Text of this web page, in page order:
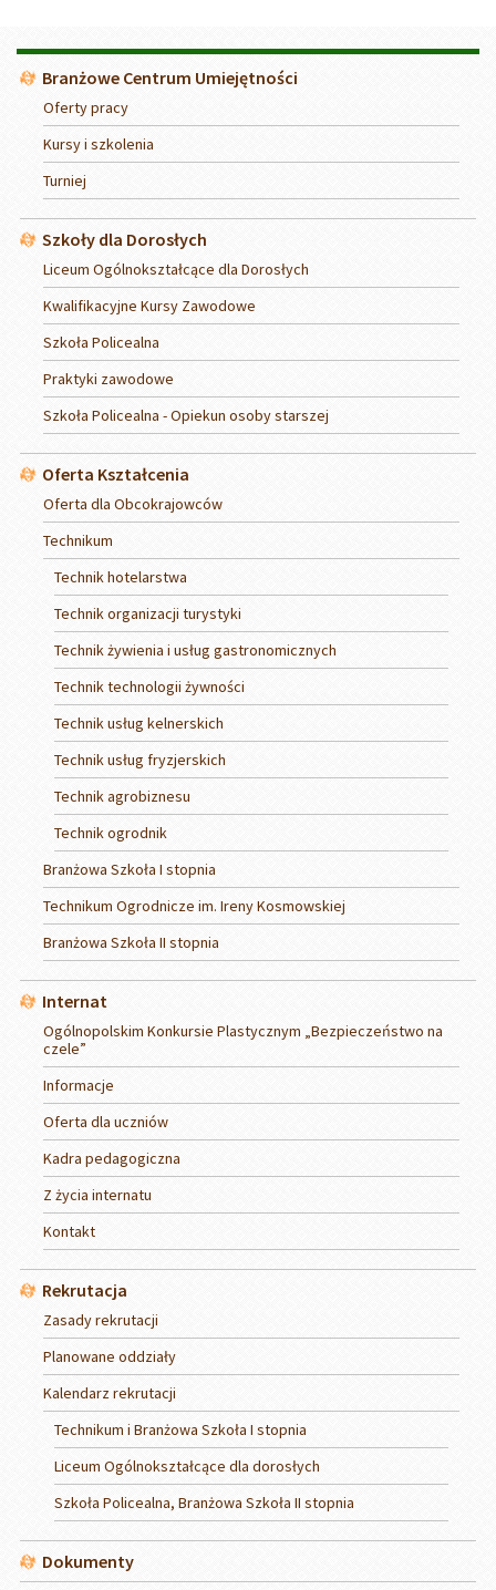
MenuBranżowe Centrum Umiejętności
Oferty pracy
Kursy i szkolenia
Turniej
Szkoły dla Dorosłych
Liceum Ogólnokształcące dla Dorosłych
Kwalifikacyjne Kursy Zawodowe
Szkoła Policealna
Praktyki zawodowe
Szkoła Policealna - Opiekun osoby starszej
Oferta Kształcenia
Oferta dla Obcokrajowców
Technikum
Technik hotelarstwa
Technik organizacji turystyki
Technik żywienia i usług gastronomicznych
Technik technologii żywności
Technik usług kelnerskich
Technik usług fryzjerskich
Technik agrobiznesu
Technik ogrodnik
Branżowa Szkoła I stopnia
Technikum Ogrodnicze im. Ireny Kosmowskiej
Branżowa Szkoła II stopnia
Internat
Ogólnopolskim Konkursie Plastycznym „Bezpieczeństwo na
czele”
Informacje
Oferta dla uczniów
Kadra pedagogiczna
Z życia internatu
Kontakt
Rekrutacja
Zasady rekrutacji
Planowane oddziały
Kalendarz rekrutacji
Technikum i Branżowa Szkoła I stopnia
Liceum Ogólnokształcące dla dorosłych
Szkoła Policealna, Branżowa Szkoła II stopnia
Dokumenty